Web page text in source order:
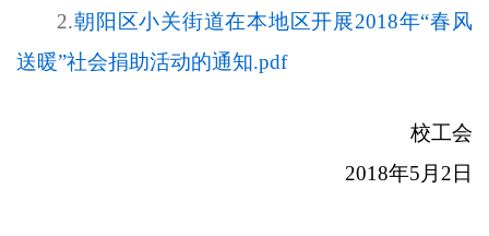
2.朝阳区小关街道在本地区开展2018年“春风
送暖”社会捐助活动的通知.pdf
校工会
2018年5 月 2日